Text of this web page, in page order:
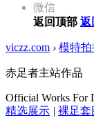
微信
返回顶部 返
viczz.com › 模特拍
赤足者主站作品
Official Works For
精选展示 | 裸足套